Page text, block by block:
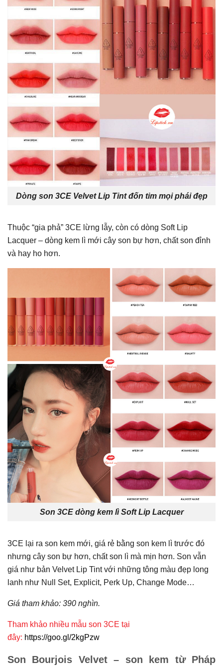
Dòng son 3CE Velvet Lip Tint đốn tim mọi phái đẹp
Thuộc “gia phả” 3CE lừng lẫy, còn có dòng Soft Lip
Lacquer – dòng kem lì mới cây son bự hơn, chất son đỉnh
và hay ho hơn.
Son 3CE dòng kem lì Soft Lip Lacquer
3CE lại ra son kem mới, giá rẻ bằng son kem lì trước đó
nhưng cây son bự hơn, chất son lì mà mịn hơn. Son vẫn
giá như bản Velvet Lip Tint với những tông màu đẹp long
lanh như Null Set, Explicit, Perk Up, Change Mode…
Giá tham khảo: 390 nghìn.
Tham khảo nhiều mẫu son 3CE tại
đây: https://goo.gl/2kgPzw
Son Bourjois Velvet – son kem từ Pháp